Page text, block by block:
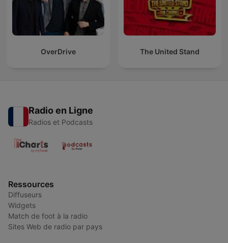
OverDrive The United Stand
Radio en Ligne
Radios et Podcasts
Ressources
Diffuseurs
Widgets
Match de foot à la radio
Sites Web de radio par pays